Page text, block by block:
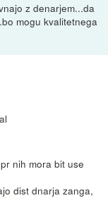
z denarjem...da
mogu kvalitetnega
nih mora bit use
dist dnarja zanga,